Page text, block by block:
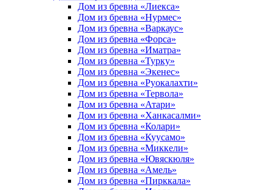
Дом из бревна «Лиекса»
Дом из бревна «Нурмес»
Дом из бревна «Варкаус»
Дом из бревна «Форса»
Дом из бревна «Иматра»
Дом из бревна «Турку»
Дом из бревна «Экенес»
Дом из бревна «Руокалахти»
Дом из бревна «Тервола»
Дом из бревна «Атари»
Дом из бревна «Ханкасалми»
Дом из бревна «Колари»
Дом из бревна «Куусамо»
Дом из бревна «Миккели»
Дом из бревна «Ювяскюля»
Дом из бревна «Амель»
Дом из бревна «Пирккала»